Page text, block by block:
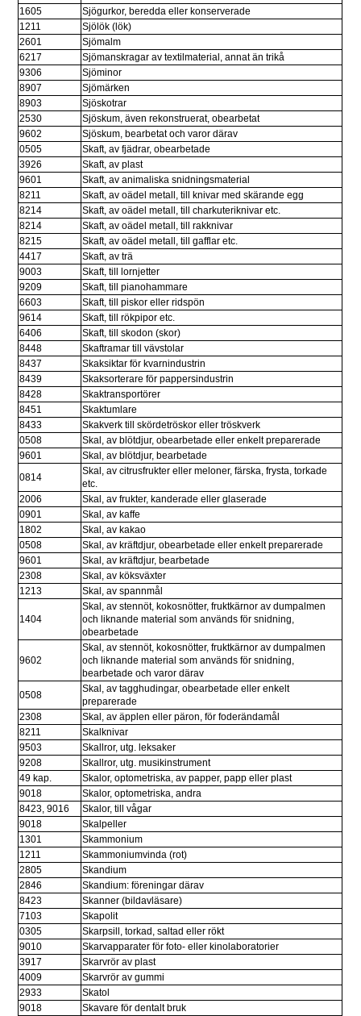
1605
Sjögurkor, beredda eller konserverade
1211
Sjölök (lök)
2601
Sjömalm
6217
Sjömanskragar av textilmaterial, annat än trikå
9306
Sjöminor
8907
Sjömärken
8903
Sjöskotrar
2530
Sjöskum, även rekonstruerat, obearbetat
9602
Sjöskum, bearbetat och varor därav
0505
Skaft, av fjädrar, obearbetade
3926
Skaft, av plast
9601
Skaft, av animaliska snidningsmaterial
8211
Skaft, av oädel metall, till knivar med skärande egg
8214
Skaft, av oädel metall, till charkuteriknivar etc.
8214
Skaft, av oädel metall, till rakknivar
8215
Skaft, av oädel metall, till gafflar etc.
4417
Skaft, av trä
9003
Skaft, till lornjetter
9209
Skaft, till pianohammare
6603
Skaft, till piskor eller ridspön
9614
Skaft, till rökpipor etc.
6406
Skaft, till skodon (skor)
8448
Skaftramar till vävstolar
8437
Skaksiktar för kvarnindustrin
8439
Skaksorterare för pappersindustrin
8428
Skaktransportörer
8451
Skaktumlare
8433
Skakverk till skördetröskor eller tröskverk
0508
Skal, av blötdjur, obearbetade eller enkelt preparerade
9601
Skal, av blötdjur, bearbetade
0814
Skal, av citrusfrukter eller meloner, färska, frysta, torkade
etc.
2006
Skal, av frukter, kanderade eller glaserade
0901
Skal, av kaffe
1802
Skal, av kakao
0508
Skal, av kräftdjur, obearbetade eller enkelt preparerade
9601
Skal, av kräftdjur, bearbetade
2308
Skal, av köksväxter
1213
Skal, av spannmål
1404
Skal, av stennöt, kokosnötter, fruktkärnor av dumpalmen
och liknande material som används för snidning,
obearbetade
9602
Skal, av stennöt, kokosnötter, fruktkärnor av dumpalmen
och liknande material som används för snidning,
bearbetade och varor därav
0508
Skal, av tagghudingar, obearbetade eller enkelt
preparerade
2308
Skal, av äpplen eller päron, för foderändamål
8211
Skalknivar
9503
Skallror, utg. leksaker
9208
Skallror, utg. musikinstrument
49 kap.
Skalor, optometriska, av papper, papp eller plast
9018
Skalor, optometriska, andra
8423, 9016
Skalor, till vågar
9018
Skalpeller
1301
Skammonium
1211
Skammoniumvinda (rot)
2805
Skandium
2846
Skandium: föreningar därav
8423
Skanner (bildavläsare)
7103
Skapolit
0305
Skarpsill, torkad, saltad eller rökt
9010
Skarvapparater för foto- eller kinolaboratorier
3917
Skarvrör av plast
4009
Skarvrör av gummi
2933
Skatol
9018
Skavare för dentalt bruk